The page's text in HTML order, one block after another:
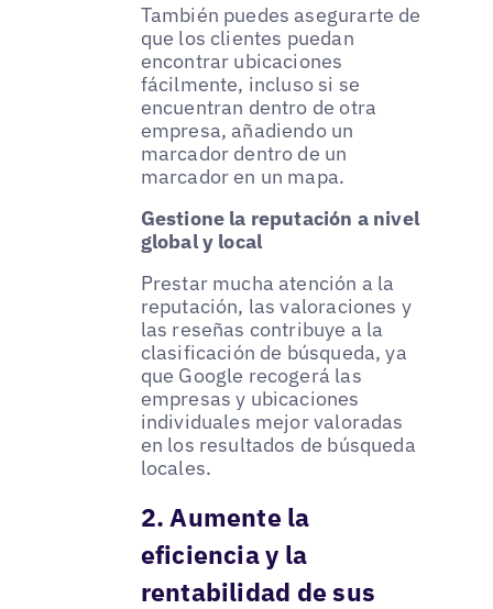
También puedes asegurarte de
que los clientes puedan
encontrar ubicaciones
fácilmente, incluso si se
encuentran dentro de otra
empresa, añadiendo un
marcador dentro de un
marcador en un mapa.
Gestione la reputación a nivel
global y local
Prestar mucha atención a la
reputación, las valoraciones y
las reseñas contribuye a la
clasificación de búsqueda, ya
que Google recogerá las
empresas y ubicaciones
individuales mejor valoradas
en los resultados de búsqueda
locales.
2. Aumente la
eficiencia y la
rentabilidad de sus